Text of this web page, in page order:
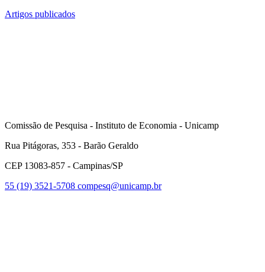
Artigos publicados
Comissão de Pesquisa - Instituto de Economia - Unicamp
Rua Pitágoras, 353 - Barão Geraldo
CEP 13083-857 - Campinas/SP
55 (19) 3521-5708 compesq@unicamp.br